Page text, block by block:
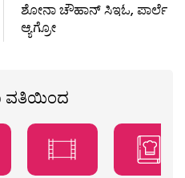
ಶೋನಾ ಚೌಹಾನ್‌ ಸಿಇಓ, ಪಾರ್ಲೆ
ಆ್ಯಗ್ರೋ
ವತಿಯಿಂದ